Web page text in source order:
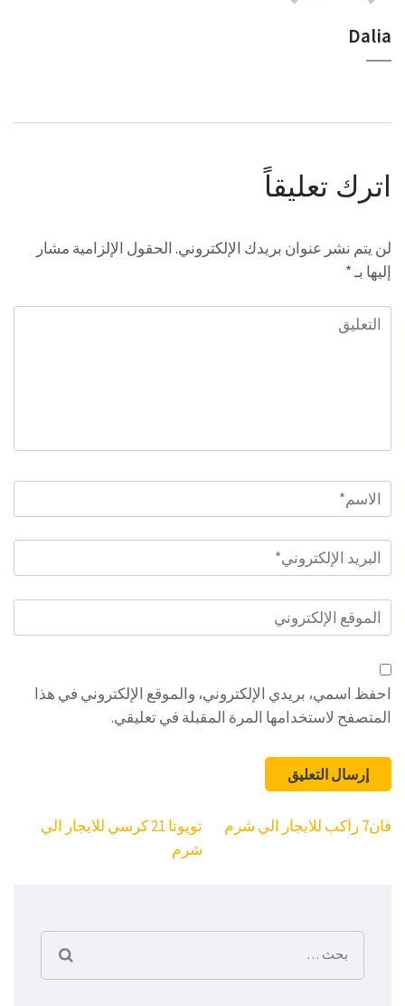
Dalia
اترك تعليقاً
لن يتم نشر عنوان بريدك الإلكتروني. الحقول الإلزامية مشار
إليها بـ*
التعليق
الاسم
البريد
الإلكتروني*
الموقع
الإلكتروني
احفظ اسمي، بريدي الإلكتروني، والموقع الإلكتروني في هذا
المتصفح لاستخدامها المرة المقبلة في تعليقي.
تصفّح
تويوتا 21 كرسي للايجار الي
شرم
فان7 راكب للايجار الي شرم
البحث
عن: